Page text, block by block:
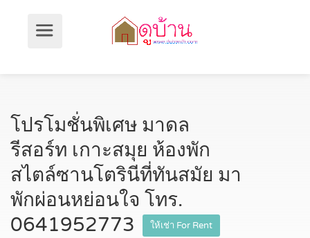
โปรโมชั่นพิเศษ มาดล
รีสอร์ท เกาะสมุย ห้องพัก
สไตล์ซานโตรินีที่ทันสมัย มา
พักผ่อนหย่อนใจ โทร.
0641952773
ให้เช่า For Rent